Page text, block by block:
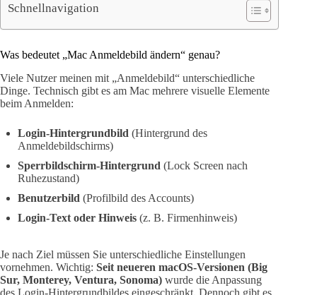
Schnellnavigation
Was bedeutet „Mac Anmeldebild ändern“ genau?
Viele Nutzer meinen mit „Anmeldebild“ unterschiedliche
Dinge. Technisch gibt es am Mac mehrere visuelle Elemente
beim Anmelden:
Login-Hintergrundbild (Hintergrund des
Anmeldebildschirms)
Sperrbildschirm-Hintergrund (Lock Screen nach
Ruhezustand)
Benutzerbild (Profilbild des Accounts)
Login-Text oder Hinweis (z. B. Firmenhinweis)
Je nach Ziel müssen Sie unterschiedliche Einstellungen
vornehmen. Wichtig: Seit neueren macOS-Versionen (Big
Sur, Monterey, Ventura, Sonoma) wurde die Anpassung